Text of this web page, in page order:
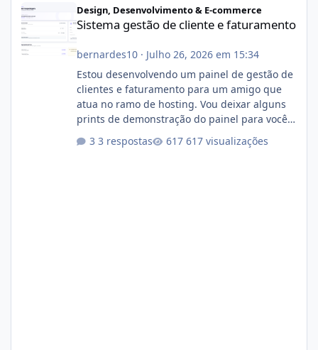
Design, Desenvolvimento & E-commerce
Sistema gestão de cliente e faturamento
bernardes10· Julho 26, 2026 em 15:34
Estou desenvolvendo um painel de gestão de
clientes e faturamento para um amigo que
atua no ramo de hosting. Vou deixar alguns
prints de demonstração do painel para vocês
com cerca de 80% concluído e conta com
3 respostas 617 visualizações